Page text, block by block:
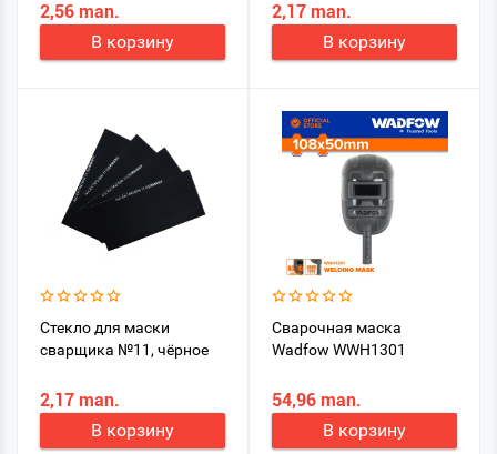
2,56 man.
В корзину
2,17 man.
В корзину
Стекло для маски
сварщика №11, чёрное
2,17 man.
В корзину
Сварочная маска
Wadfow WWH1301
54,96 man.
В корзину